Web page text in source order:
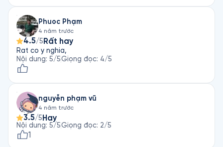
Phuoc Phạm
4 năm trước
4.5/5 Rất hay
Rat co y nghia,
Nội dung: 5/5Giọng đọc: 4/5
nguyễn phạm vũ
4 năm trước
3.5/5 Hay
Nội dung: 5/5Giọng đọc: 2/5
1